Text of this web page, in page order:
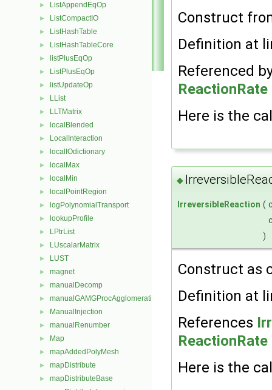
► ListAppendEqOp
► ListCompactIO
► ListHashTable
► ListHashTableCore
► listPlusEqOp
► ListPlusEqOp
► listUpdateOp
► LList
► LLTMatrix
► localBlended
► LocalInteraction
► localIOdictionary
► localMax
► localMin
► localPointRegion
► logPolynomialTransport
► lookupProfile
► LPtrList
► LUscalarMatrix
► LUST
► magnet
► manualDecomp
► manualGAMGProcAgglomeration
► ManualInjection
► manualRenumber
► Map
► mapAddedPolyMesh
► mapDistribute
► mapDistributeBase
Construct
Definition at
Referenced
Here is the
◆
IrreversibleReaction (
)
Construct as
Definition at
References
Here is the